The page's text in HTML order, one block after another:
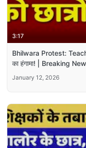
3:17
Bhilwara Protest:
का हंगामा! | Breaking
January 12, 2026